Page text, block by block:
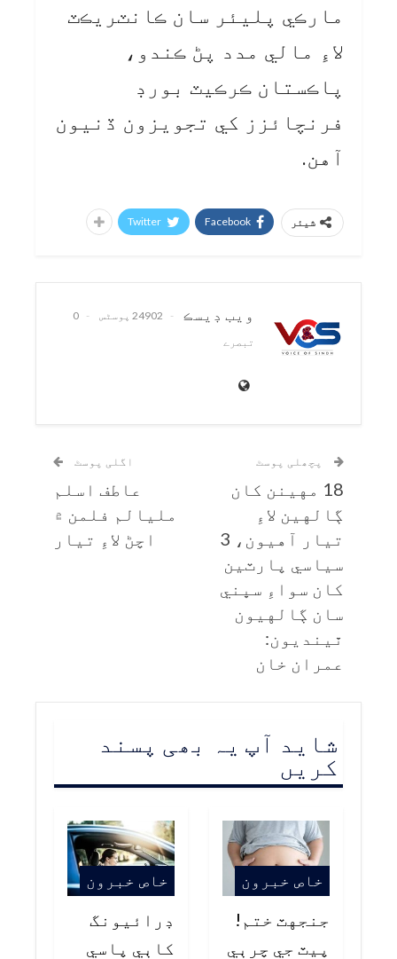
مارڪي پليئر سان ڪانٽريڪٽ
لاءِ مالي مدد پڻ ڪندو،
پاڪستان ڪرڪيٽ بورڊ
فرنچائزز کي تجويزون ڏنيون
آهن.
شیئر Facebook
Twitter
ويب ڊيسڪ 24902 پوسٹس
0
تبصرے
پچھلی پوسٹ
18 مهينن کان
ڳالهين لاءِ
تيار آهيون، 3
سياسي پارٽين
کان سواءِ سڀني
سان ڳالهيون
ٿينديون:
عمران خان
اگلی پوسٹ
عاطف اسلم
مليالم فلمن ۾
اچڻ لاءِ تيار
شاید آپ یہ بھی پسند
کریں
خاص خبرون
جنجهٽ ختم!
پيٽ جي چرٻي
خاص خبرون
ڊرائيونگ
کاٻي پاسي